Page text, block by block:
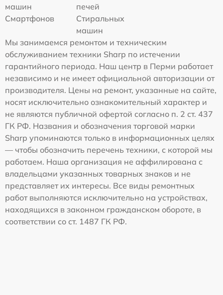
машин
печей
Смартфонов
Стиральных
машин
Мы занимаемся ремонтом и техническим
обслуживанием техники Sharp по истечении
гарантийного периода. Наш центр в Перми работает
независимо и не имеет официальной авторизации от
производителя. Цены на ремонт, указанные на сайте,
носят исключительно ознакомительный характер и
не являются публичной офертой согласно п. 2 ст. 437
ГК РФ. Названия и обозначения торговой марки
Sharp упоминаются только в информационных целях
— чтобы обозначить перечень техники, с которой мы
работаем. Наша организация не аффилирована с
владельцами указанных товарных знаков и не
представляет их интересы. Все виды ремонтных
работ выполняются исключительно на устройствах,
находящихся в законном гражданском обороте, в
соответствии со ст. 1487 ГК РФ.